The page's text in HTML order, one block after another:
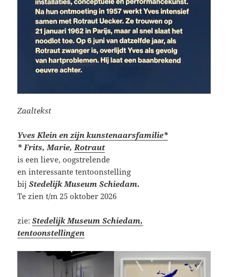
Zaaltekst
Yves Klein en zijn kunstenaarsfamilie*
* Frits, Marie, Rotraut
is een lieve, oogstrelende
en interessante tentoonstelling
bijStedelijk Museum Schiedam.
Te zien t/m 25 oktober 2026
zie:Stedelijk Museum Schiedam,
tentoonstellingen